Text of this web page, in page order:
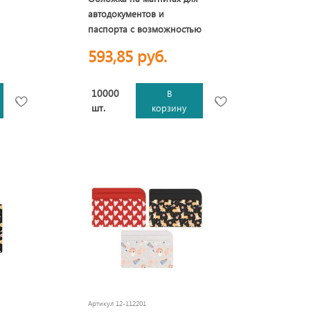
автодокументов и
паспорта с возможностью
софт-тач
593,85 руб.
10000
шт.
В
корзину
Артикул 12-112201